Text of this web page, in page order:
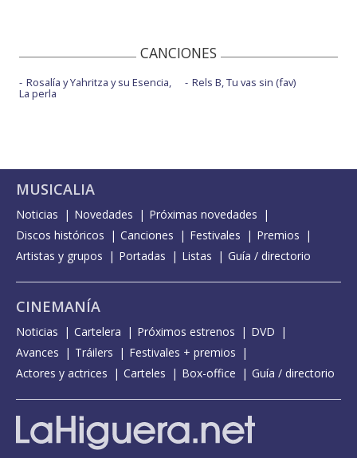
CANCIONES
Rosalía y Yahritza y su Esencia,
La perla
Rels B, Tu vas sin (fav)
MUSICALIA
Noticias Novedades
Próximas novedades
Discos históricos
Canciones Festivales
Premios
Artistas y grupos
Portadas Listas Guía / directorio
CINEMANÍA
Noticias Cartelera Próximos estrenos
DVD
Avances
Tráilers
Festivales + premios
Actores y actrices
Carteles Box-office Guía / directorio